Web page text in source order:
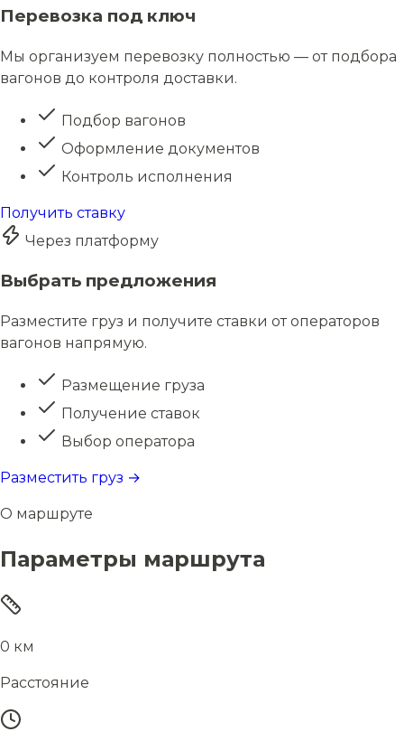
Перевозка под ключ
Мы организуем перевозку полностью — от подбора
вагонов до контроля доставки.
Подбор вагонов
Оформление документов
Контроль исполнения
Получить ставку
Через платформу
Выбрать предложения
Разместите груз и получите ставки от операторов
вагонов напрямую.
Размещение груза
Получение ставок
Выбор оператора
Разместить груз →
О маршруте
Параметры маршрута
0 км
Расстояние